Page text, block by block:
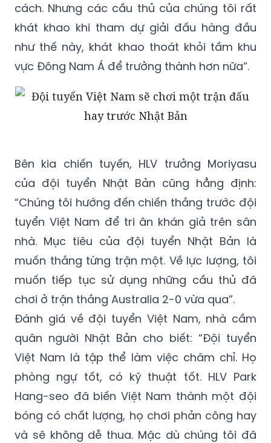
cách. Nhưng các cầu thủ của chúng tôi rất
khát khao khi tham dự giải đấu hàng đầu
như thế này, khát khao thoát khỏi tầm khu
vực Đông Nam Á để trưởng thành hơn nữa”.
Bên kia chiến tuyến, HLV trưởng Moriyasu
của đội tuyển Nhật Bản cũng hẳng định:
“Chúng tôi hướng đến chiến thắng trước đội
tuyển Việt Nam để tri ân khán giả trên sân
nhà. Mục tiêu của đội tuyển Nhật Bản là
muốn thắng từng trận một. Về lực lượng, tôi
muốn tiếp tục sử dụng những cầu thủ đã
chơi ở trận thắng Australia 2-0 vừa qua”.
Đánh giá về đội tuyển Việt Nam, nhà cầm
quân người Nhật Bản cho biết: “Đội tuyển
Việt Nam là tập thể làm việc chăm chỉ. Họ
phòng ngự tốt, có kỹ thuật tốt. HLV Park
Hang-seo đã biến Việt Nam thành một đội
bóng có chất lượng, họ chơi phản công hay
và sẽ không dễ thua. Mặc dù chúng tôi đã